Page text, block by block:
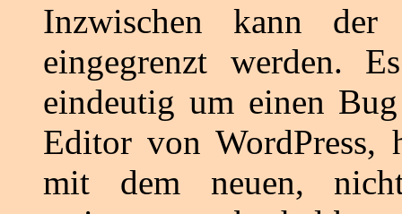
Inzwischen kann der
eingegrenzt werden.
eindeutig um einen
Editor von WordPress,
mit dem neuen,